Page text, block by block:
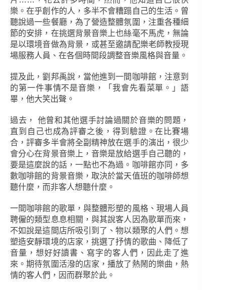
樂。在乎創作的人，多半不會糟蹋自己的生活。曾
聽說過一些餐廳，為了營造整體氛圍，注重各種細
節的安排，在挑選背景音樂上也絲毫不馬虎，無論
是以環境音做為背景，或甚至邀請配樂老師教授現
場服務人員、在各個時間段調整音樂風格與音量。
提及此，劉邦禹說，當他進到一間咖啡館，注意到
的第一件事情不是音樂，「我會先看菜單。」語
畢，他大笑出聲。
過去， 他曾和其他選手討論過關於音樂的問題，
直到自己也成為評審之後，得到驗證。在比賽場
合，評審多半會將全副精神放在選手的演出，很少
會分心在背景音樂上，音樂是放給選手自己聽的，
要是這麼說的話，一點也不為過。咖啡館亦同，多
數咖啡館的背景音樂，取決於當天值班的咖啡師想
聽什麼，而非客人想聽什麼。
一間咖啡館的歌單，與整體形塑的風格、現場人員
聘僱的類型息息相關，與其說客人因為歌單而來，
不如說是這間店所吸引到了、物以類聚的人們。想
塑造安靜環境的店家，挑選了抒情的歌曲、降低了
音量，想好好讀書、寫字的客人們，因此走了進
來。期待氛圍活潑的店家，播放了熱鬧的樂曲，熱
情的客人們，因而群聚於此。